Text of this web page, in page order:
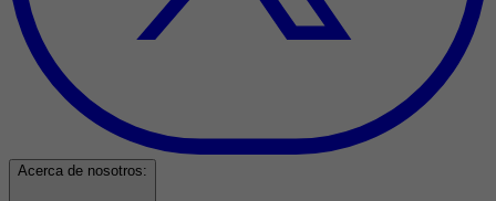
Acerca de nosotros: